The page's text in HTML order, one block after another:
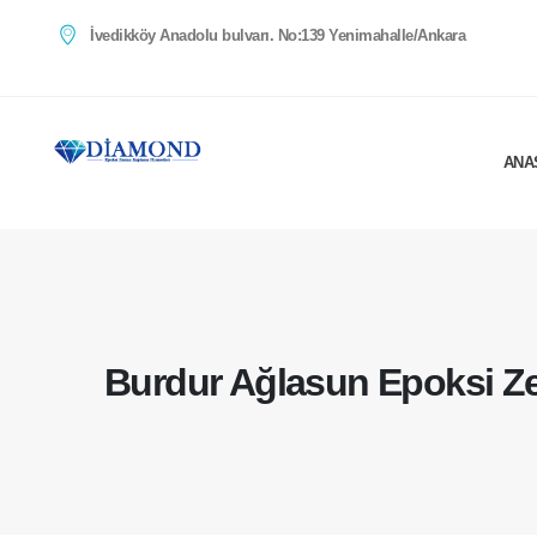
İvedikköy Anadolu bulvarı. No:139 Yenimahalle/Ankara
Burdur Ağlasun Epoksi